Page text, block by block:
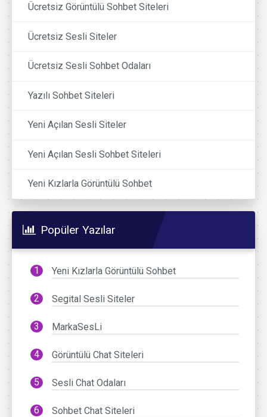
Ücretsiz Görüntülü Sohbet Siteleri
Ücretsiz Sesli Siteler
Ücretsiz Sesli Sohbet Odaları
Yazılı Sohbet Siteleri
Yeni Açılan Sesli Siteler
Yeni Açılan Sesli Sohbet Siteleri
Yeni Kızlarla Görüntülü Sohbet
Popüler Yazılar
Yeni Kızlarla Görüntülü Sohbet
Segital Sesli Siteler
MarkaSesLi
Görüntülü Chat Siteleri
Sesli Chat Odaları
Sohbet Chat Siteleri